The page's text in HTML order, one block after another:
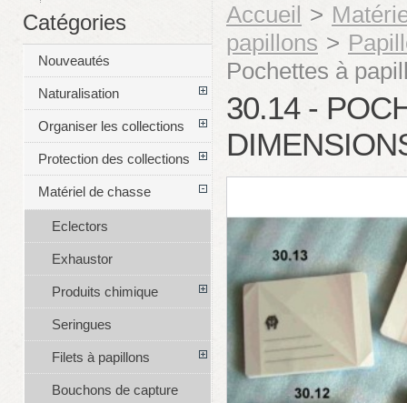
Accueil >
papillons >
Pochettes à
30.14 -
Catégories
Nouveautés
Naturalisation
Organiser les collections
Protection des collections
Matériel de chasse
Eclectors
Exhaustor
Produits chimique
Seringues
Filets à papillons
Bouchons de capture